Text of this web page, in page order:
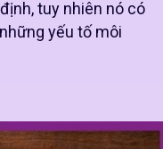
tuy nhiên nó có
yếu tố môi